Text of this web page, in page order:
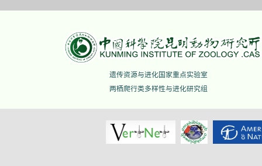
遗传资源与进化国家重点实验室
两栖爬行类多样性与进化研究组